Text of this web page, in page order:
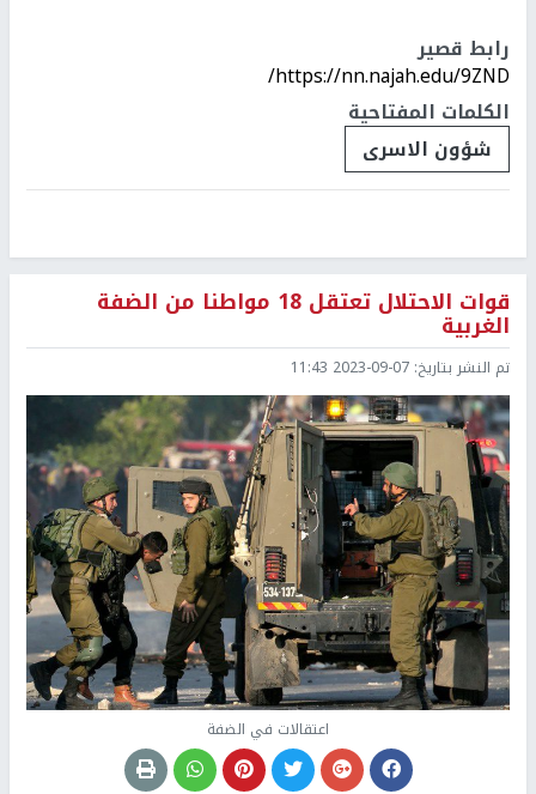
رابط قصير
https://nn.najah.edu/9ZND/
الكلمات المفتاحية
شؤون الاسرى
قوات الاحتلال تعتقل 18 مواطنا من الضفة
الغربية
تم النشر بتاريخ: 2023-09-07 11:43
اعتقالات في الضفة